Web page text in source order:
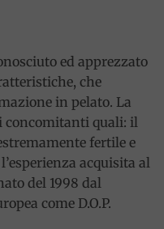
ed apprezzato
che
in pelato. La
concomitanti quali: il
fertile e
acquisita al
del 1998 dal
come D.O.P.